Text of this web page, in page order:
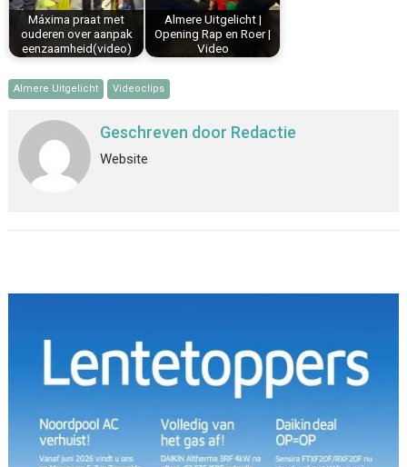
Máxima praat met
ouderen over aanpak
eenzaamheid(video)
Almere Uitgelicht |
Opening Rap en Roer |
Video
Almere Uitgelicht Videoclips
Geschreven door Redactie
Website